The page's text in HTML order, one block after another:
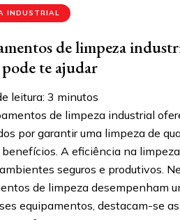
INDUSTRIAL
de limpeza
te ajudar
leitura: 3 minutos
de limpeza industrial
por garantir uma limpeza de
A eficiência na
seguros e produtivos.
de limpeza desempenham
equipamentos, destacam-se